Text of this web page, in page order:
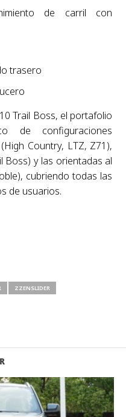
de carril con
trasero
Trail Boss, el portafolio
de configuraciones
Country, LTZ, Z71),
Boss) y las orientadas al
cubriendo todas las
de usuarios.
ZZENSLIDER